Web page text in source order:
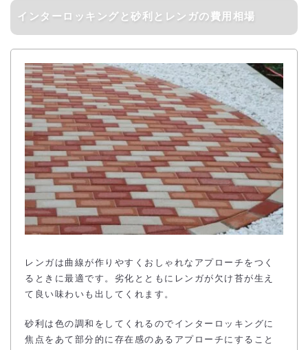
インターロッキングと砂利とレンガの費用相場
レンガは曲線が作りやすくおしゃれなアプローチをつく
るときに最適です。劣化とともにレンガが欠け苔が生え
て良い味わいも出してくれます。
砂利は色の調和をしてくれるのでインターロッキングに
焦点をあて部分的に存在感のあるアプローチにすること